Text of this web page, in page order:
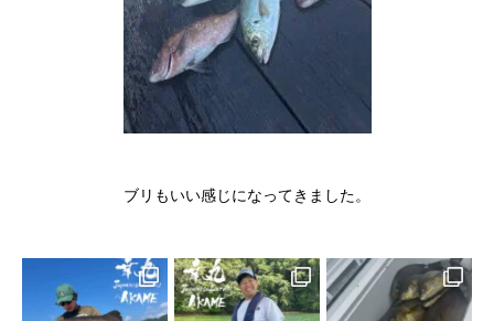
ブリもいい感じになってきました。